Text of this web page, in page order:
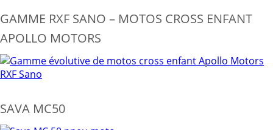
GAMME RXF SANO – MOTOS CROSS ENFANT
APOLLO MOTORS
SAVA MC50